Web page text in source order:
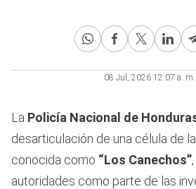
08 Jul, 2026 12:07 a. m.
La Policía Nacional de
desarticulación de una célula de
conocida como “Los Canechos”
autoridades como parte de las